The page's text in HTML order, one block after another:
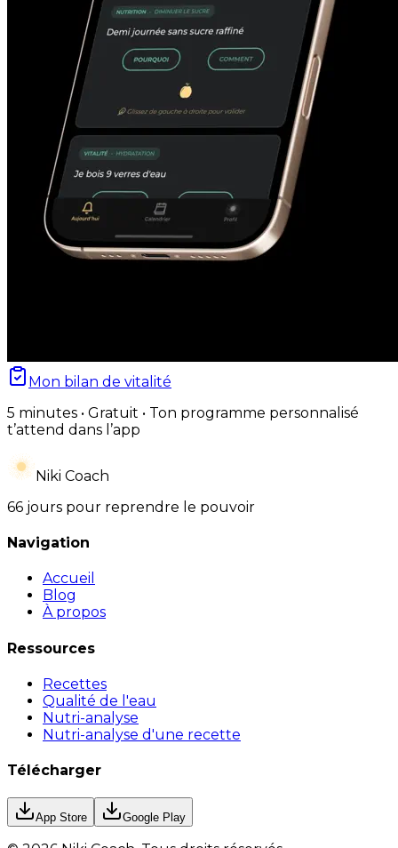
Mon bilan de vitalité
5 minutes • Gratuit • Ton programme personnalisé
t’attend dans l’app
Niki Coach
66 jours pour reprendre le pouvoir
Navigation
Accueil
Blog
À propos
Ressources
Recettes
Qualité de l'eau
Nutri-analyse
Nutri-analyse d'une recette
Télécharger
App Store Google Play